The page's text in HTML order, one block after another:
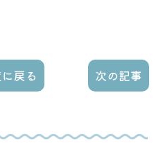
戻る 次の記事